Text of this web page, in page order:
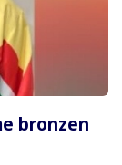
bronzen